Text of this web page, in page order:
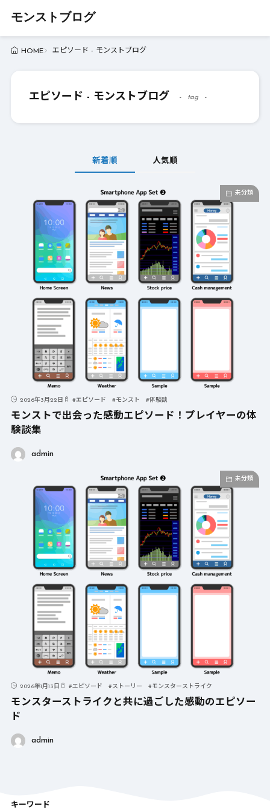
モンストブログ
HOME エピソード - モンストブログ
エピソード - モンストブログ tag
新着順 人気順
未分類
2026年3月22日 #エピソード #モンスト #体験談
モンストで出会った感動エピソード！プレイヤーの体
験談集
admin
未分類
2026年1月13日 #エピソード #ストーリー #モンスターストライク
モンスターストライクと共に過ごした感動のエピソー
ド
admin
キーワード